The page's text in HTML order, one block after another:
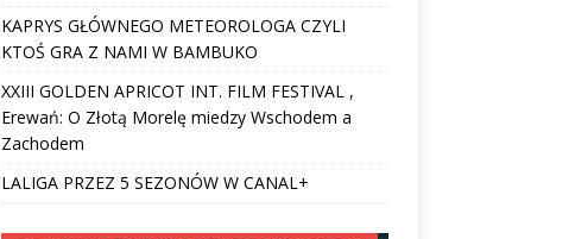
KAPRYS GŁÓWNEGO METEOROLOGA CZYLI
KTOŚ GRA Z NAMI W BAMBUKO
XXIII GOLDEN APRICOT INT. FILM FESTIVAL ,
Erewań: O Złotą Morelę miedzy Wschodem a
Zachodem
LALIGA PRZEZ 5 SEZONÓW W CANAL+